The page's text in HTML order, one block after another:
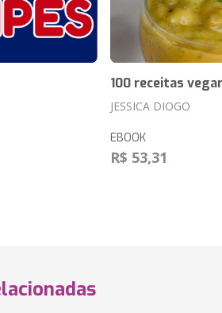
100 receitas
JESSICA DIOGO
EBOOK
R$ 53,31